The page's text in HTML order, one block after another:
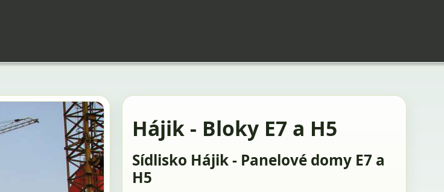
Hájik - Bloky E7 a H5
Sídlisko Hájik - Panelové domy E7 a
H5